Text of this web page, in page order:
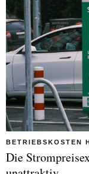
BETRIEBSKOSTEN
Die